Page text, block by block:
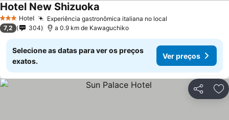
3 EstrelasHotel Experiência gastronômica italiana no local
Hotel New Shizuoka
7,2 304 a 0.9 km de Kawaguchiko
Selecione as datas para ver os preços
exatos.
Ver preços
Partilhar